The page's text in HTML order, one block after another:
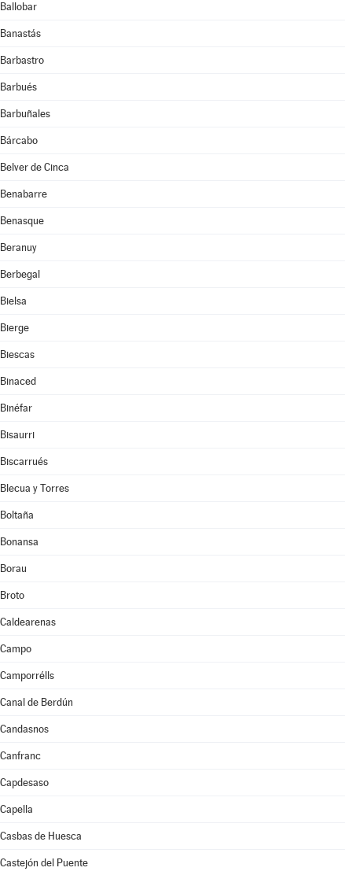
Ballobar
Banastás
Barbastro
Barbués
Barbuñales
Bárcabo
Belver de Cinca
Benabarre
Benasque
Beranuy
Berbegal
Bielsa
Bierge
Biescas
Binaced
Binéfar
Bisaurri
Biscarrués
Blecua y Torres
Boltaña
Bonansa
Borau
Broto
Caldearenas
Campo
Camporrélls
Canal de Berdún
Candasnos
Canfranc
Capdesaso
Capella
Casbas de Huesca
Castejón del Puente